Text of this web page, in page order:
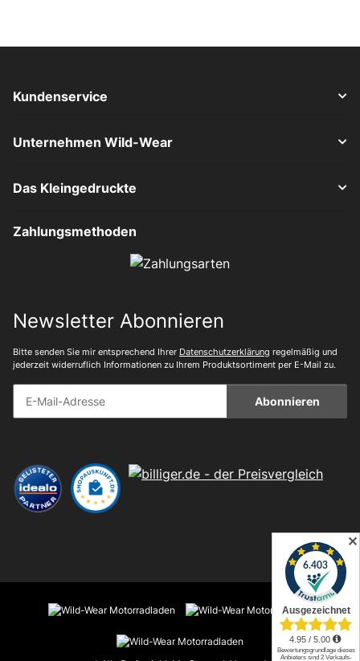
Kundenservice
Unternehmen Wild-Wear
Das Kleingedruckte
Zahlungsmethoden
Newsletter Abonnieren
Bitte senden Sie mir entsprechend Ihrer Datenschutzerklärung regelmäßig und
jederzeit widerruflich Informationen zu Ihrem Produktsortiment per E-Mail zu.
Abonnieren
✕